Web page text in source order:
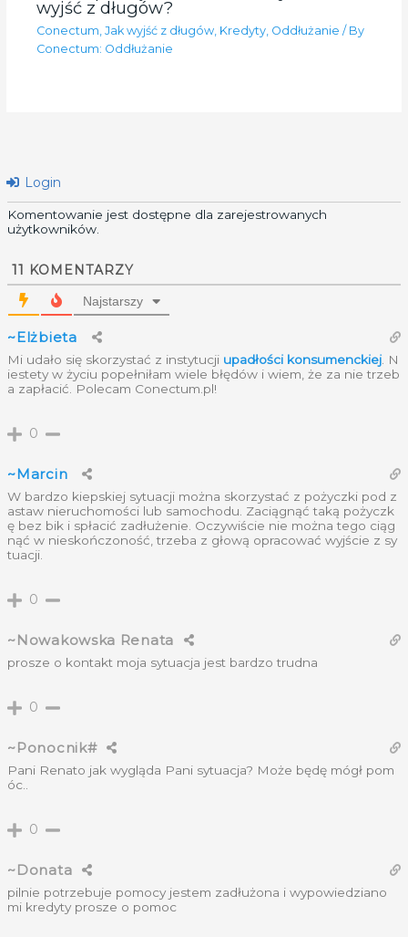
wyjść z długów?
Conectum,Jak wyjść z długów, Kredyty, Oddłużanie / By
Conectum: Oddłużanie
Login
Komentowanie jest dostępne dla zarejestrowanych
użytkowników.
11 KOMENTARZY
Najstarszy
~Elżbieta
Mi udało się skorzystać z instytucji upadłości konsumenckiej . N
iestety w życiu popełniłam wiele błędów i wiem, że za nie trzeb
a zapłacić. Polecam Conectum.pl!
0
~Marcin
W bardzo kiepskiej sytuacji można skorzystać z pożyczki pod z
astaw nieruchomości lub samochodu. Zaciągnąć taką pożyczk
ę bez bik i spłacić zadłużenie. Oczywiście nie można tego ciąg
nąć w nieskończoność, trzeba z głową opracować wyjście z sy
tuacji.
0
~Nowakowska Renata
prosze o kontakt moja sytuacja jest bardzo trudna
0
~Ponocnik#
Pani Renato jak wygląda Pani sytuacja? Może będę mógł pom
óc..
0
~Donata
pilnie potrzebuje pomocy jestem zadłużona i wypowiedziano
mi kredyty prosze o pomoc